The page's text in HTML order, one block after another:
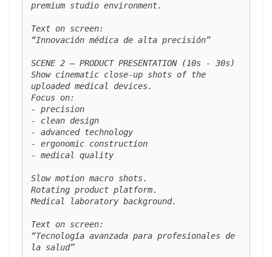
premium studio environment.
Text on screen:
“Innovación médica de alta precisión”
SCENE 2 — PRODUCT PRESENTATION (10s - 30s)
Show cinematic close-up shots of the
uploaded medical devices.
Focus on:
- precision
- clean design
- advanced technology
- ergonomic construction
- medical quality
Slow motion macro shots.
Rotating product platform.
Medical laboratory background.
Text on screen:
“Tecnología avanzada para profesionales de
la salud”